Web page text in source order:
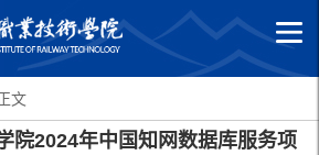
文
院2024年中国知网数据库服务项